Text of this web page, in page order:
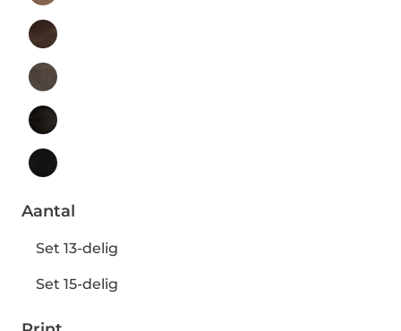
Aantal
Set 13-delig
Set 15-delig